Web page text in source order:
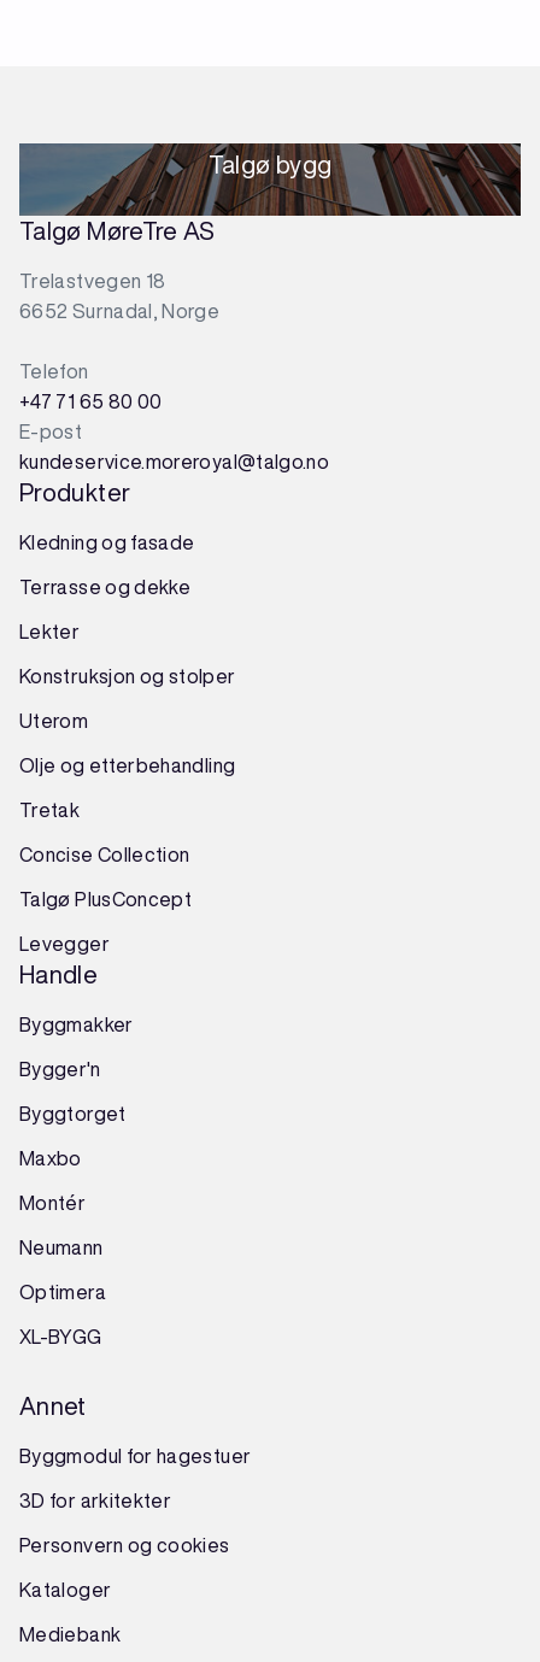
Talgø bygg
Talgø MøreTre AS
Trelastvegen 18
6652 Surnadal, Norge
Telefon
+47 71 65 80 00
E-post
kundeservice.moreroyal@talgo.no
Produkter
Kledning og fasade
Terrasse og dekke
Lekter
Konstruksjon og stolper
Uterom
Olje og etterbehandling
Tretak
Concise Collection
Talgø PlusConcept
Levegger
Handle
Byggmakker
Bygger'n
Byggtorget
Maxbo
Montér
Neumann
Optimera
XL-BYGG
Annet
Byggmodul for hagestuer
3D for arkitekter
Personvern og cookies
Kataloger
Mediebank